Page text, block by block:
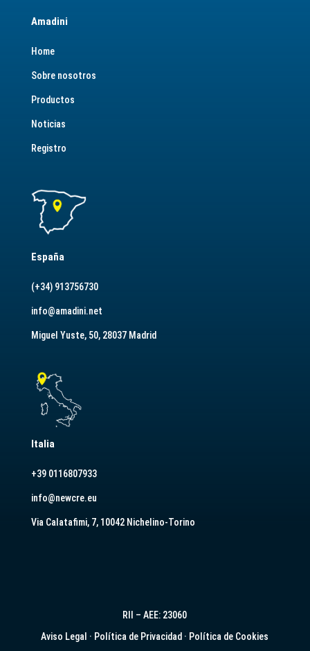
Amadini
Home
Sobre nosotros
Productos
Noticias
Registro
España
(+34) 913756730
info@amadini.net
Miguel Yuste, 50, 28037 Madrid
Italia
+39 0116807933
info@newcre.eu
Via Calatafimi, 7, 10042 Nichelino-Torino
RII – AEE: 23060
Aviso Legal · Política de Privacidad · Política de Cookies